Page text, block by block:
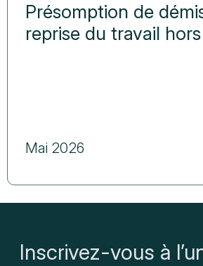
Présomption de
reprise du travail
Mai 2026
Inscrivez-vous à